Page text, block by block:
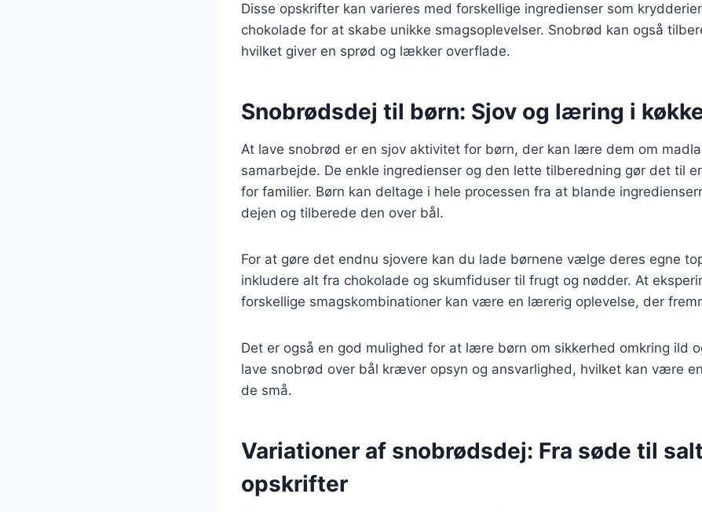
Disse opskrifter kan varieres med forskellige ingredienser som
chokolade for at skabe unikke smagsoplevelser. Snobrød kan også
hvilket giver en sprød og lækker overflade.
Snobrødsdej til børn: Sjov og læring i
At lave snobrød er en sjov aktivitet for børn, der kan lære dem om
samarbejde. De enkle ingredienser og den lette tilberedning gør det til
for familier. Børn kan deltage i hele processen fra at blande
dejen og tilberede den over bål.
For at gøre det endnu sjovere kan du lade børnene vælge deres egne
inkludere alt fra chokolade og skumfiduser til frugt og nødder. At
forskellige smagskombinationer kan være en lærerig oplevelse, der
Det er også en god mulighed for at lære børn om sikkerhed omkring ild
lave snobrød over bål kræver opsyn og ansvarlighed, hvilket kan være
de små.
Variationer af snobrødsdej: Fra søde til
opskrifter